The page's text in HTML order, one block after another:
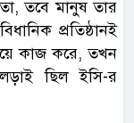
তবে মানুষ তার
প্রতিষ্ঠানই
হয়ে কাজ করে, তখন
ছিল ইসি-র